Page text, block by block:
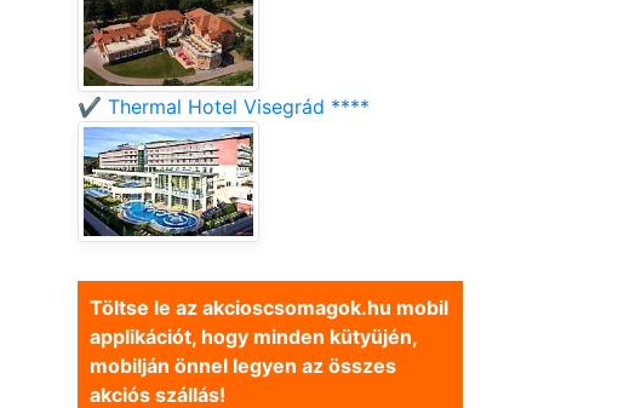
✔️ Thermal Hotel Visegrád ****
Töltse le az akcioscsomagok.hu mobil
applikációt, hogy minden kütyüjén,
mobilján önnel legyen az összes
akciós szállás!